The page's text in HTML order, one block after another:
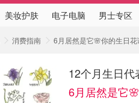
美妆护肤 电子电脑 男士专区
消费指南 6月居然是它🌸你的生日
12个月生日
6月居然是它